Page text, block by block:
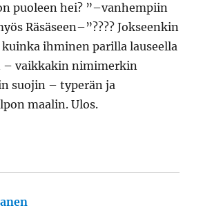
puoleen hei? ”–vanhempiin
Räsäseen–”???? Jokseenkin
kuinka ihminen parilla lauseella
– vaikkakin nimimerkin
suojin – typerän ja
maalin. Ulos.